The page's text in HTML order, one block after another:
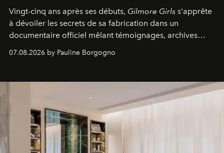
Vingt-cinq ans après ses débuts, Gilmore Girls s'apprête
à dévoiler les secrets de sa fabrication dans un
documentaire officiel mêlant témoignages, archives
inédites et plongée dans les coulisses d'un phénomène
générationnel.
07.08.2026 by Pauline Borgogno